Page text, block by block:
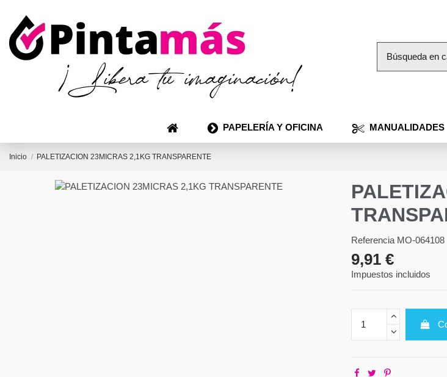
PAPELERÍA Y OFICINA MANUALIDADES
Inicio PALETIZACION 23MICRAS 2,1KG TRANSPARENTE
Referencia MO-064108
9,91 €
Impuestos incluidos